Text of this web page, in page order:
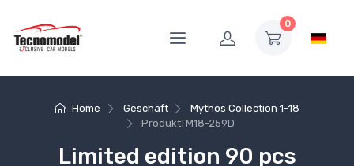
0
Home Geschäft
Mythos Collection 1-18
ProduktTM18-259D
Limited edition 90 pcs